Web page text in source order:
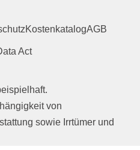
KostenkatalogAGB
Act
von
sowie Irrtümer und